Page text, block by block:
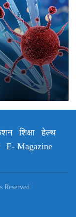
शिक्षा
हेल्थ
E- Magazine